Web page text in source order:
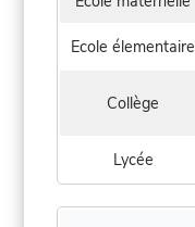
Ecole élementaire
Collège
Lycée